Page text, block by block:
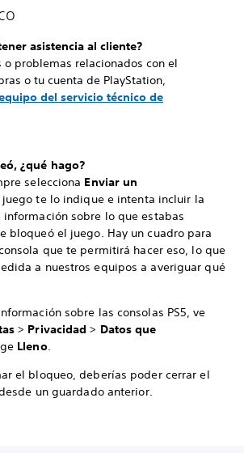
asistencia al cliente?
problemas relacionados con el
o tu cuenta de PlayStation,
del servicio técnico de
¿qué hago?
selecciona Enviar un
juego te lo indique e intenta incluir la
sobre lo que estabas
bloqueó el juego. Hay un cuadro para
que te permitirá hacer eso, lo que
a nuestros equipos a averiguar qué
sobre las consolas PS5, ve
> Privacidad > Datos que
Lleno.
el bloqueo, deberías poder cerrar el
un guardado anterior.